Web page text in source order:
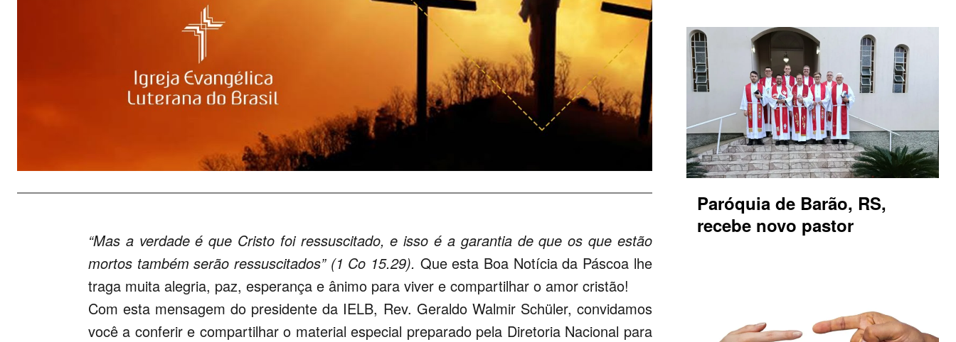
“Mas a verdade é que Cristo foi ressuscitado, e isso é a garantia de que os que estão
mortos também serão ressuscitados” (1 Co 15.29). Que esta Boa Notícia da Páscoa lhe
traga muita alegria, paz, esperança e ânimo para viver e compartilhar o amor cristão!
Com esta mensagem do presidente da IELB, Rev. Geraldo Walmir Schüler, convidamos
você a conferir e compartilhar o material especial preparado pela Diretoria Nacional para
Paróquia de Barão, RS,
recebe novo pastor